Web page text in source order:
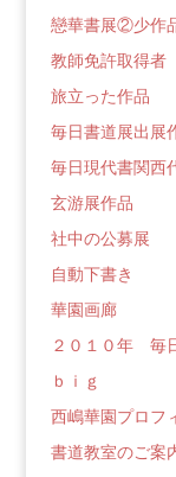
戀華書展②少作
教師免許取得者
旅立った作品
毎日書道展出展
毎日現代書関西
玄游展作品
社中の公募展
自動下書き
華園画廊
２０１０年 毎
ｂｉｇ
西嶋華園プロフ
書道教室のご案